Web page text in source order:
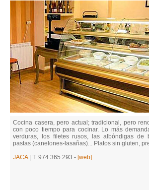
Cocina casera, pero actual; tradicional, pero
con poco tiempo para cocinar. Lo más
verduras, los filetes rusos, las albóndigas de
pastas (canelones-lasañas)... Platos sin gluten,
JACA | T. 974 365 293 - [web]